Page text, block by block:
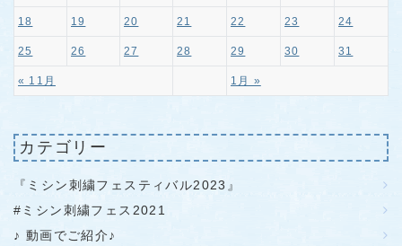
« 11月 1月 »
18 19 20 21 22 23 24
25 26 27 28 29 30 31
カテゴリー
『ミシン刺繍フェスティバル2023』
#ミシン刺繍フェス2021
♪ 動画でご紹介♪